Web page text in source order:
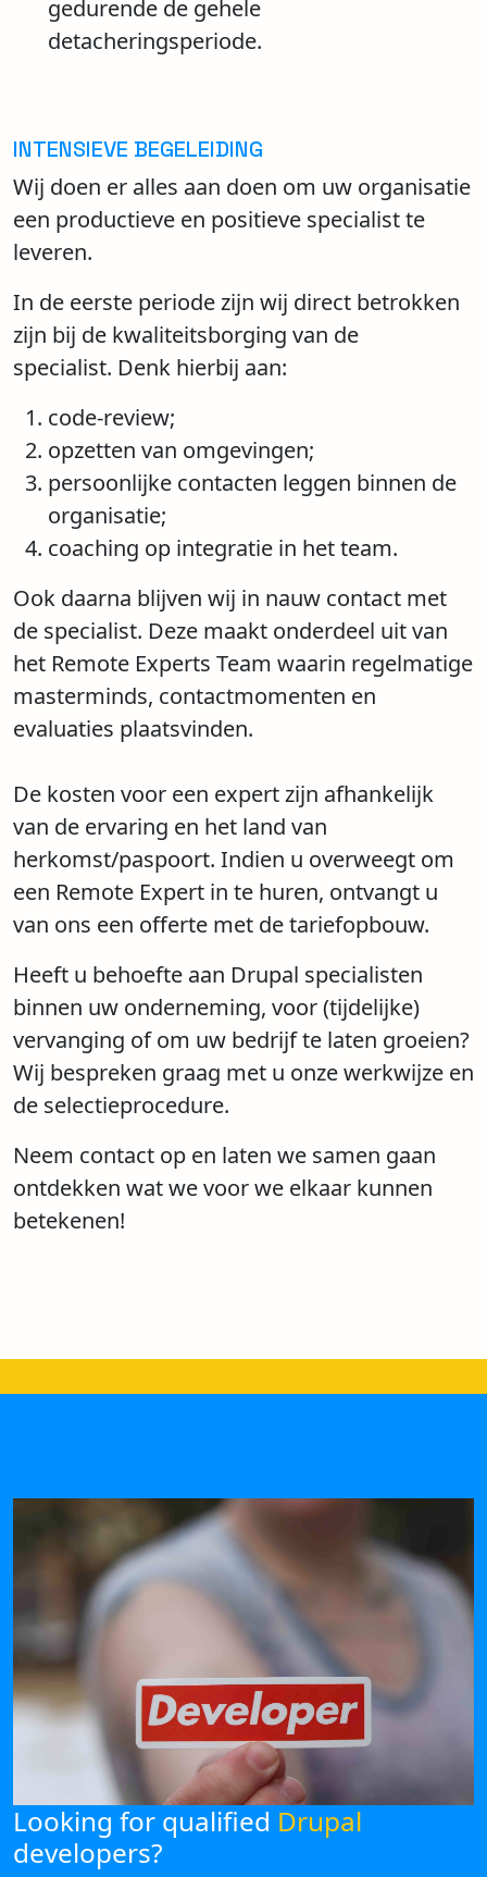
gedurende de gehele
detacheringsperiode.
INTENSIEVE BEGELEIDING
Wij doen er alles aan doen om uw organisatie
een productieve en positieve specialist te
leveren.
In de eerste periode zijn wij direct betrokken
zijn bij de kwaliteitsborging van de
specialist. Denk hierbij aan:
code-review;
opzetten van omgevingen;
persoonlijke contacten leggen binnen de
organisatie;
coaching op integratie in het team.
Ook daarna blijven wij in nauw contact met
de specialist. Deze maakt onderdeel uit van
het Remote Experts Team waarin regelmatige
masterminds, contactmomenten en
evaluaties plaatsvinden.
De kosten voor een expert zijn afhankelijk
van de ervaring en het land van
herkomst/paspoort. Indien u overweegt om
een Remote Expert in te huren, ontvangt u
van ons een offerte met de tariefopbouw.
Heeft u behoefte aan Drupal specialisten
binnen uw onderneming, voor (tijdelijke)
vervanging of om uw bedrijf te laten groeien?
Wij bespreken graag met u onze werkwijze en
de selectieprocedure.
Neem contact op en laten we samen gaan
ontdekken wat we voor we elkaar kunnen
betekenen!
Looking for qualified Drupal
developers?